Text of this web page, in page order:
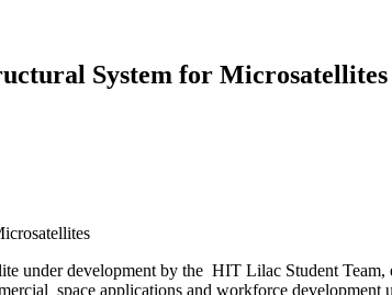
System for Microsatellites
under development by the HIT Lilac Student
space applications and workforce